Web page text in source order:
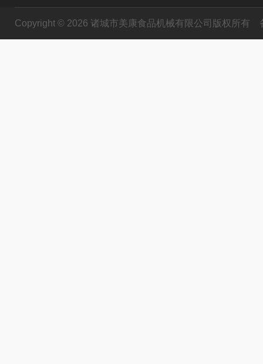
Copyright © 2026 诸城市美康食品机械有限公司版权所有